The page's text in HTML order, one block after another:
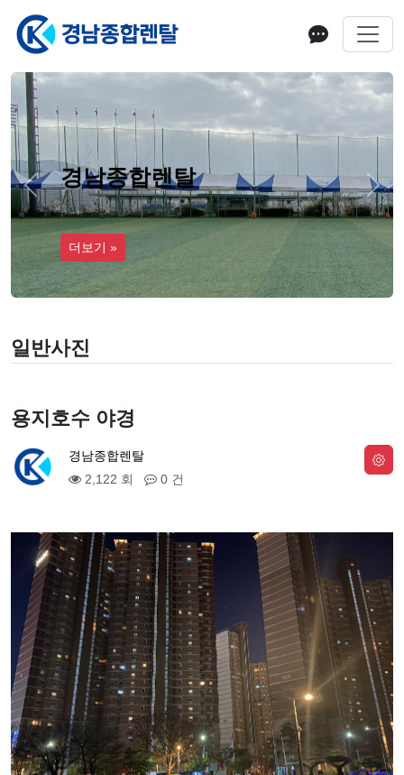
경남종합렌탈
더보기 »
Previous Next
일반사진
용지호수 야경
경남종합렌탈
2,122 회
0 건